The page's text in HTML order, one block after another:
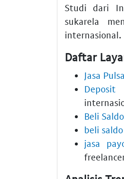
Studi dari
sukarela
internasional.
Daftar
Jasa
Deposit
Beli
beli
jasa